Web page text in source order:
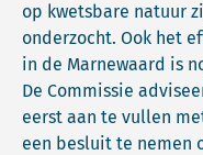
op kwetsbare natuur
onderzocht. Ook het
in de Marnewaard is
De Commissie
eerst aan te vullen
een besluit te nemen